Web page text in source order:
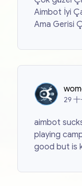
Aimbot İyi
Ama Gerisi
29十
aimbot
playing
good but is